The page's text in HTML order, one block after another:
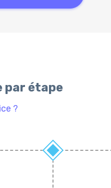
par étape
?